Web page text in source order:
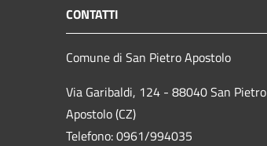
CONTATTI
Comune di San Pietro Apostolo
Via Garibaldi, 124 - 88040 San Pietro
Apostolo (CZ)
Telefono: 0961/994035